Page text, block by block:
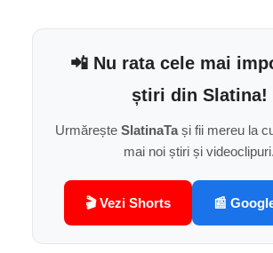
📲 Nu rata cele mai
știri din Slatina!
Urmărește SlatinaTași fii mereu la
mai noi știri și videoclipuri.
🎬 Vezi Shorts 📰